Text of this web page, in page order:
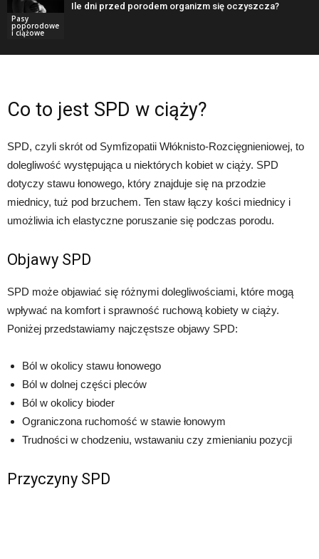
Pasy
poporodowe
i ciążowe
Ile dni przed porodem organizm się oczyszcza?
Co to jest SPD w ciąży?
SPD, czyli skrót od Symfizopatii Włóknisto-Rozcięgnieniowej, to
dolegliwość występująca u niektórych kobiet w ciąży. SPD
dotyczy stawu łonowego, który znajduje się na przodzie
miednicy, tuż pod brzuchem. Ten staw łączy kości miednicy i
umożliwia ich elastyczne poruszanie się podczas porodu.
Objawy SPD
SPD może objawiać się różnymi dolegliwościami, które mogą
wpływać na komfort i sprawność ruchową kobiety w ciąży.
Poniżej przedstawiamy najczęstsze objawy SPD:
Ból w okolicy stawu łonowego
Ból w dolnej części pleców
Ból w okolicy bioder
Ograniczona ruchomość w stawie łonowym
Trudności w chodzeniu, wstawaniu czy zmienianiu pozycji
Przyczyny SPD